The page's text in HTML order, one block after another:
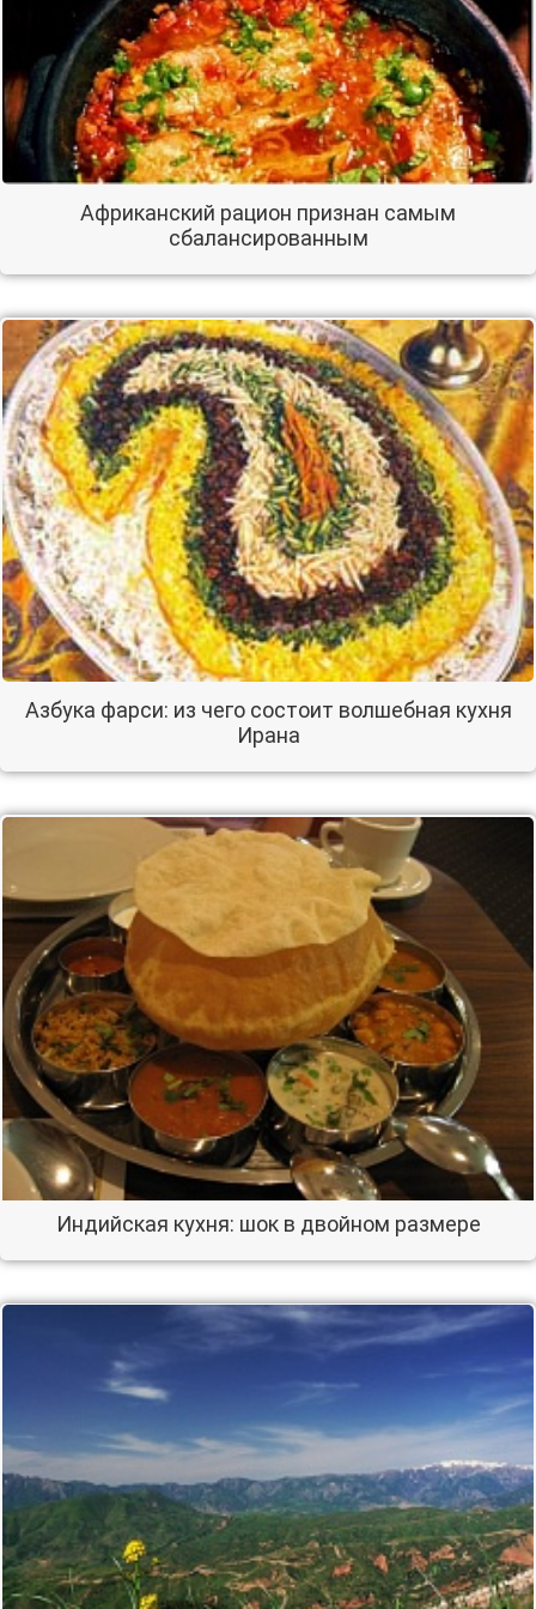
Африканский рацион признан самым
сбалансированным
Азбука фарси: из чего состоит волшебная кухня
Ирана
Индийская кухня: шок в двойном размере